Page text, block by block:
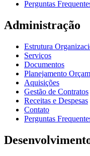
Perguntas
Administração
Estrutura
Serviços
Documentos
Planejamento
Aquisições
Gestão de Contratos
Receitas e Despesas
Contato
Perguntas